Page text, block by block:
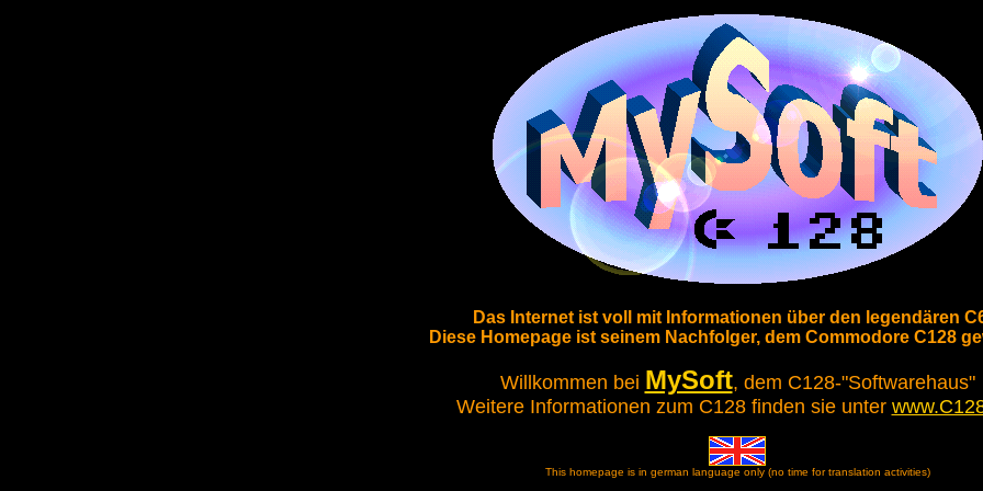
Das Internet ist voll mit Informationen über den legendären
Diese Homepage ist seinem Nachfolger, dem Commodore C128
Willkommen bei MySoft, dem C128-"Softwarehaus"
Weitere Informationen zum C128 finden sie unter
This homepage is in german language only (no time for translation activities)